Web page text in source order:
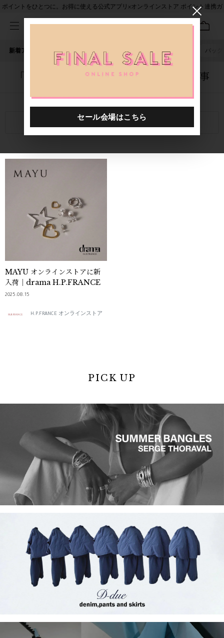
ポイントをひとつに。お得に使える公式アプリ×オンラインストア ポイント連携ガ
新着アイテム 人気ワード セール 40th限定 バッグ
「5055501.8882420.0026」に関する記事
関連キーワード
MAYU オンラインストアに新
入荷｜drama H.P.FRANCE
2025.08.15
H.P.FRANCE オンラインストア
PICK UP